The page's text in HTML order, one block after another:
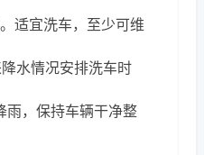
适宜洗车，至少可维
水情况安排洗车时
雨，保持车辆干净整